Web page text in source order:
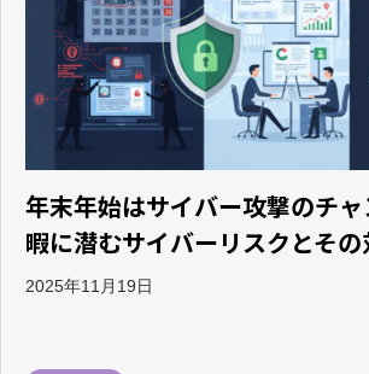
年末年始はサイバー攻撃のチ
暇に潜むサイバーリスクとそ
2025年11月19日